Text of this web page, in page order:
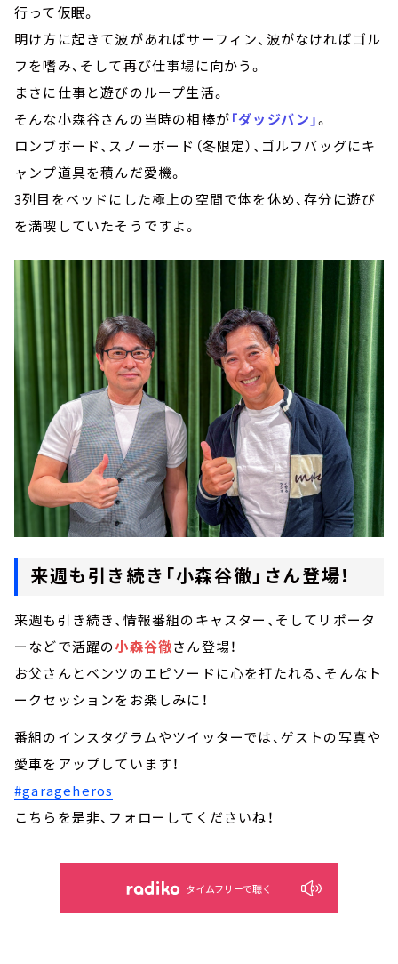
行って仮眠。
明け方に起きて波があればサーフィン、波がなければゴル
フを嗜み、そして再び仕事場に向かう。
まさに仕事と遊びのループ生活。
そんな小森谷さんの当時の相棒が「ダッジバン」。
ロンブボード、スノーボード（冬限定）、ゴルフバッグにキ
ャンプ道具を積んだ愛機。
3列目をベッドにした極上の空間で体を休め、存分に遊び
を満喫していたそうですよ。
来週も引き続き「小森谷徹」さん登場！
来週も引き続き、情報番組のキャスター、そしてリポータ
ーなどで活躍の小森谷徹さん登場！
お父さんとベンツのエピソードに心を打たれる、そんなト
ークセッションをお楽しみに！
番組のインスタグラムやツイッターでは、ゲストの写真や
愛車をアップしています！
#garageheros
こちらを是非、フォローしてくださいね！
タイムフリーで聴く